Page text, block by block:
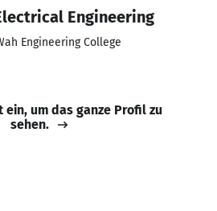
Engineering
Engineering College
ein, um das ganze Profil zu
sehen.